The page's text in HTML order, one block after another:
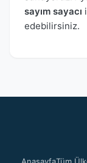
sayım sayacı
edebilirsiniz.
AnasayfaTüm